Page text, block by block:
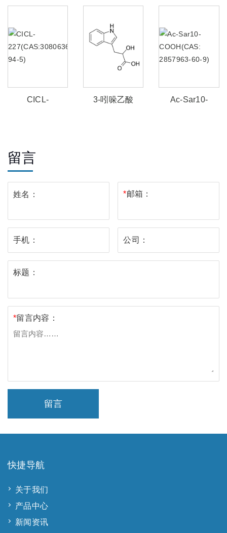
10-9)
CICL-
3-吲哚乙酸
Ac-Sar10-
留言
姓名： *邮箱：
手机： 公司：
标题：
*留言内容：
留言
快捷导航
关于我们
产品中心
新闻资讯